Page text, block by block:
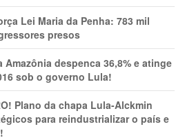
Lei Maria da Penha: 783 mil
presos
Amazônia despenca 36,8% e atinge
sob o governo Lula!
Plano da chapa Lula-Alckmin
para reindustrializar o país e